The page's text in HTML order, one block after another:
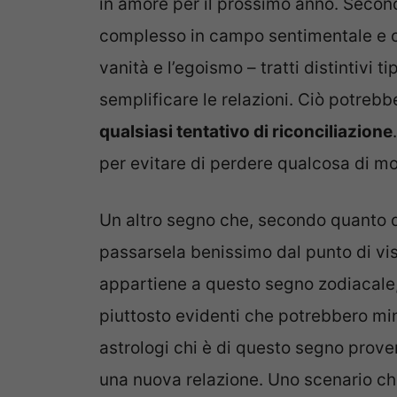
complesso in campo sentimentale
vanità e l’egoismo – tratti distintivi
semplificare le relazioni. Ciò
qualsiasi tentativo di riconciliazione
per evitare di perdere qualcosa di
Un altro segno che, secondo
passarsela benissimo dal punto di
appartiene a questo segno
piuttosto evidenti che potrebbero
astrologi chi è di questo segno
una nuova relazione. Uno scenario